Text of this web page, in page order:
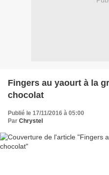
Fingers au yaourt à la
chocolat
Publié le 17/11/2016 à 05:00
Par Chrystel